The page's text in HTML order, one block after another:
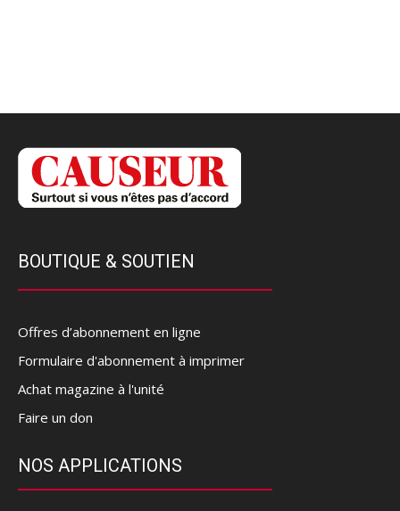
BOUTIQUE & SOUTIEN
Offres d’abonnement en ligne
Formulaire d'abonnement à imprimer
Achat magazine à l'unité
Faire un don
NOS APPLICATIONS